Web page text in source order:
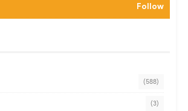
Follow
(588)
(3)